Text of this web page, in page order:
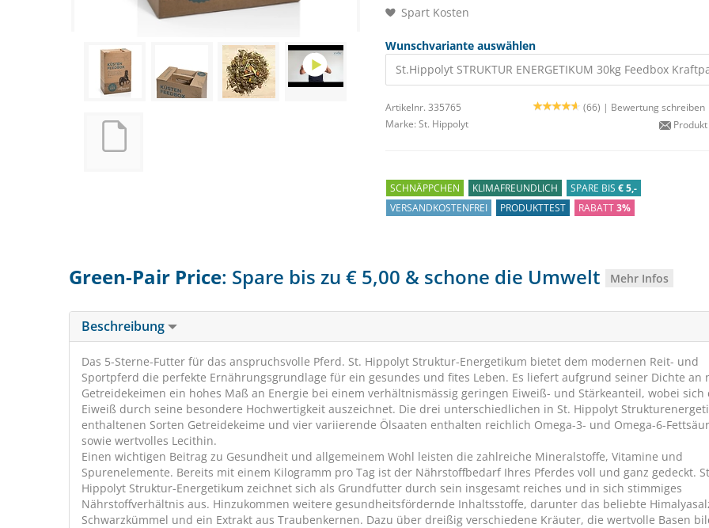
Spart Kosten
Wunschvariante auswählen
St.Hippolyt STRUKTUR ENERGETIKUM 30kg Feedbox
Artikelnr. 335765 (66) | Bewertung schreiben
Marke: St. Hippolyt
SCHNÄPPCHEN KLIMAFREUNDLICH SPARE BIS € 5,-
VERSANDKOSTENFREI
PRODUKTTEST RABATT3%
Green-Pair Price: Spare bis zu € 5,00 & schone die Umwelt Mehr Infos
Beschreibung
Das 5-Sterne-Futter für das anspruchsvolle Pferd. St. Hippolyt Struktur-Energetikum bietet dem modernen Reit- und
Sportpferd die perfekte Ernährungsgrundlage für ein gesundes und fites Leben. Es liefert aufgrund seiner Dichte an
Getreidekeimen ein hohes Maß an Energie bei einem verhältnismässig geringen Eiweiß- und Stärkeanteil, wobei sich
Eiweiß durch seine besondere Hochwertigkeit auszeichnet. Die drei unterschiedlichen in St. Hippolyt
enthaltenen Sorten Getreidekeime und vier variierende Ölsaaten enthalten reichlich Omega-3- und Omega-6-
sowie wertvolles Lecithin.
Einen wichtigen Beitrag zu Gesundheit und allgemeinem Wohl leisten die zahlreiche Mineralstoffe, Vitamine und
Spurenelemente. Bereits mit einem Kilogramm pro Tag ist der Nährstoffbedarf Ihres Pferdes voll und ganz gedeckt.
Hippolyt Struktur-Energetikum zeichnet sich als Grundfutter durch sein insgesamt reiches und in sich stimmiges
Nährstoffverhältnis aus. Hinzukommen weitere gesundheitsfördernde Inhaltsstoffe, darunter das beliebte
Schwarzkümmel und ein Extrakt aus Traubenkernen. Dazu über dreißig verschiedene Kräuter, die wertvolle Basen
St.Hippolyt